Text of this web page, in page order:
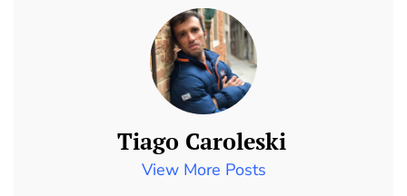
Tiago Caroleski
View More Posts